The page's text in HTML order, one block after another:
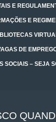
E
E
DE
SOCIAIS – SEJA